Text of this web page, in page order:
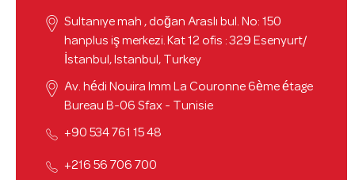
Sultanıye mah , doğan Araslı bul. No: 150
hanplus iş merkezi. Kat 12 ofis : 329 Esenyurt/
İstanbul, Istanbul, Turkey
Av. hédi Nouira Imm La Couronne 6ème étage
Bureau B-06 Sfax - Tunisie
48 15 761 534 90+
700 706 56 216+